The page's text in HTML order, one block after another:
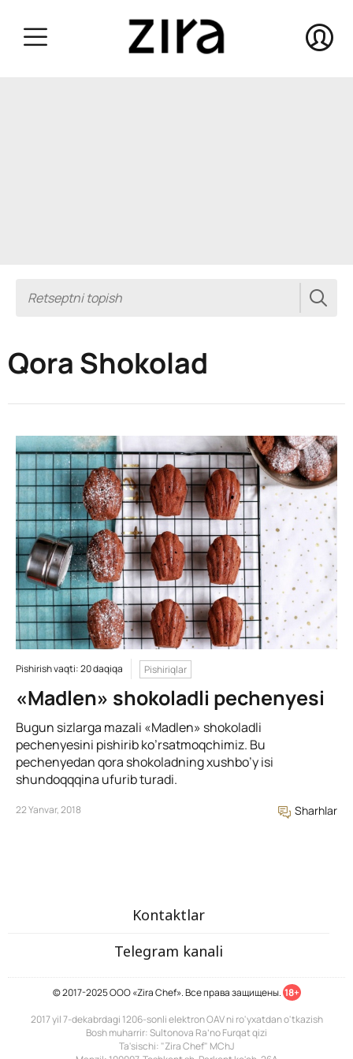
Qora Shokolad
Pishirish vaqti: 20 daqiqa Pishiriqlar
«Madlen» shokoladli pechenyesi
Bugun sizlarga mazali «Madlen» shokoladli
pechenyesini pishirib ko’rsatmoqchimiz. Bu
pechenyedan qora shokoladning xushbo’y isi
shundoqqqina ufurib turadi.
22 Yanvar, 2018 Sharhlar
Kontaktlar
Telegram kanali
© 2017-2025 ООО «Zira Chef». Все права защищены. 18+
2017 yil 7-dekabrdagi 1206-sonli elektron OAV ni ro'yxatdan o'tkazish
Bosh muharrir: Sultonova Ra’no Furqat qizi
Ta'sischi: "Zira Chef" MChJ